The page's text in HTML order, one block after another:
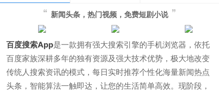
新闻头条，热门视频，免费短剧小说
百度搜索App是一款拥有强大搜索引擎的手机浏览器，依托
百度家族深耕多年的独有资源及强大技术优势，极大地改变
传统人搜索资讯的模式，每日实时推荐个性化海量新闻热点
头条，智能算法一触即达，让您的生活简单高效。现阶段，